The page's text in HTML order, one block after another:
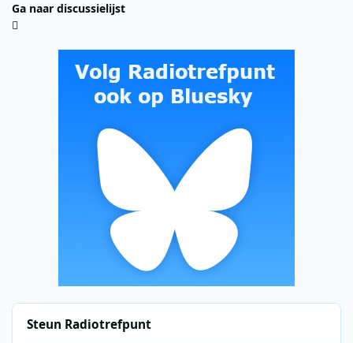
Ga naar discussielijst
Steun Radiotrefpunt